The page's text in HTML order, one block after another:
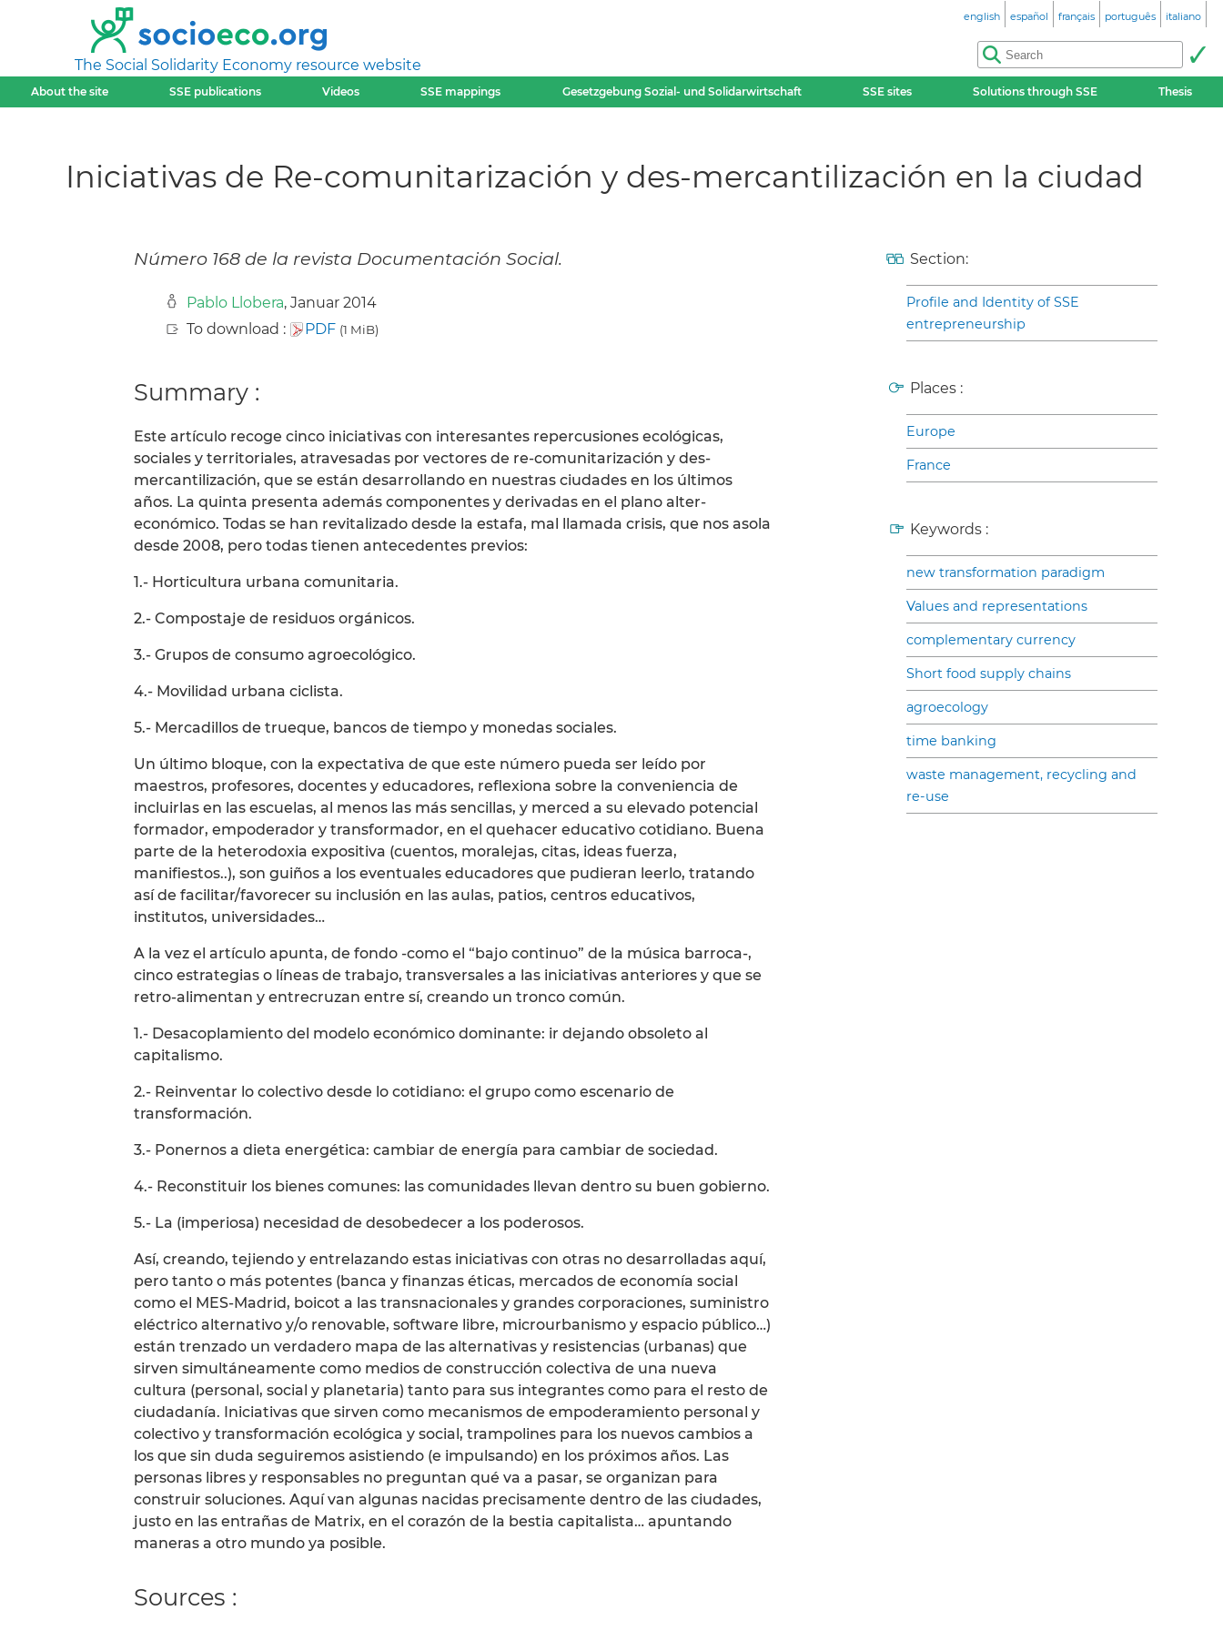
The Social Solidarity Economy resource website
english español français português italiano
About the site SSE publications Videos SSE mappings Gesetzgebung Sozial- und Solidarwirtschaft SSE sites Solutions through SSE Thesis
Iniciativas de Re-comunitarización y des-mercantilización en la ciudad
Número 168 de la revista Documentación Social.
Pablo Llobera, Januar 2014
To download :
PDF (1 MiB)
Summary :
Este artículo recoge cinco iniciativas con interesantes repercusiones ecológicas,
sociales y territoriales, atravesadas por vectores de re-comunitarización y des-
mercantilización, que se están desarrollando en nuestras ciudades en los últimos
años. La quinta presenta además componentes y derivadas en el plano alter-
económico. Todas se han revitalizado desde la estafa, mal llamada crisis, que nos asola
desde 2008, pero todas tienen antecedentes previos:
1.- Horticultura urbana comunitaria.
2.- Compostaje de residuos orgánicos.
3.- Grupos de consumo agroecológico.
4.- Movilidad urbana ciclista.
5.- Mercadillos de trueque, bancos de tiempo y monedas sociales.
Un último bloque, con la expectativa de que este número pueda ser leído por
maestros, profesores, docentes y educadores, reflexiona sobre la conveniencia de
incluirlas en las escuelas, al menos las más sencillas, y merced a su elevado potencial
formador, empoderador y transformador, en el quehacer educativo cotidiano. Buena
parte de la heterodoxia expositiva (cuentos, moralejas, citas, ideas fuerza,
manifiestos..), son guiños a los eventuales educadores que pudieran leerlo, tratando
así de facilitar/favorecer su inclusión en las aulas, patios, centros educativos,
institutos, universidades…
A la vez el artículo apunta, de fondo -como el “bajo continuo” de la música barroca-,
cinco estrategias o líneas de trabajo, transversales a las iniciativas anteriores y que se
retro-alimentan y entrecruzan entre sí, creando un tronco común.
1.- Desacoplamiento del modelo económico dominante: ir dejando obsoleto al
capitalismo.
2.- Reinventar lo colectivo desde lo cotidiano: el grupo como escenario de
transformación.
3.- Ponernos a dieta energética: cambiar de energía para cambiar de sociedad.
4.- Reconstituir los bienes comunes: las comunidades llevan dentro su buen gobierno.
5.- La (imperiosa) necesidad de desobedecer a los poderosos.
Así, creando, tejiendo y entrelazando estas iniciativas con otras no desarrolladas aquí,
pero tanto o más potentes (banca y finanzas éticas, mercados de economía social
como el MES-Madrid, boicot a las transnacionales y grandes corporaciones, suministro
eléctrico alternativo y/o renovable, software libre, microurbanismo y espacio público…)
están trenzado un verdadero mapa de las alternativas y resistencias (urbanas) que
sirven simultáneamente como medios de construcción colectiva de una nueva
cultura (personal, social y planetaria) tanto para sus integrantes como para el resto de
ciudadanía. Iniciativas que sirven como mecanismos de empoderamiento personal y
colectivo y transformación ecológica y social, trampolines para los nuevos cambios a
los que sin duda seguiremos asistiendo (e impulsando) en los próximos años. Las
personas libres y responsables no preguntan qué va a pasar, se organizan para
construir soluciones. Aquí van algunas nacidas precisamente dentro de las ciudades,
justo en las entrañas de Matrix, en el corazón de la bestia capitalista… apuntando
maneras a otro mundo ya posible.
Sources :
Section:
Profile and Identity of SSE
entrepreneurship
Places :
Europe
France
Keywords :
new transformation paradigm
Values and representations
complementary currency
Short food supply chains
agroecology
time banking
waste management, recycling and
re-use